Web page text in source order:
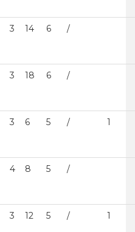
3 14 6 /
3 18 6 /
3 6 5 / 1
4 8 5 /
3 12 5 / 1